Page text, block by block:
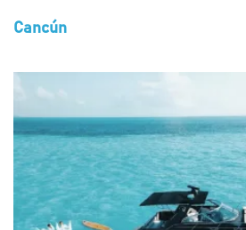
Cancún